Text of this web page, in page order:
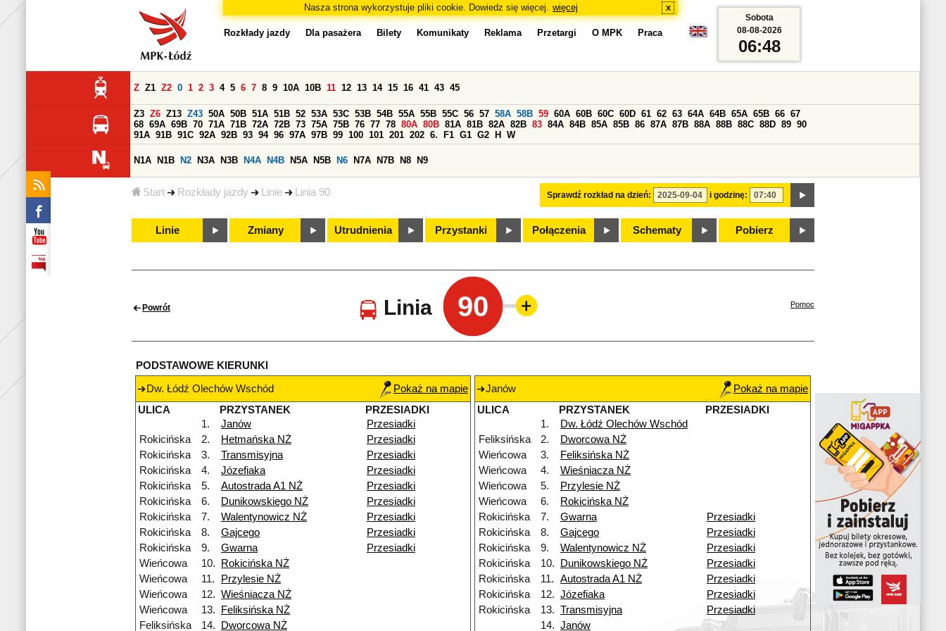
Nasza strona wykorzystuje pliki cookie. Dowiedz się więcej. więcej x
Start Rozkłady jazdy Linie Linia 90
Rozkłady jazdy Dla pasażera Bilety Komunikaty Reklama Przetargi O MPK Praca
Sprawdź rozkład na dzień: i godzinę:
Z Z1 Z2 0 1 2 3 4 5 6 7 8 9 10A 10B 11 12 13 14 15 16 41 43 45
Z3 Z6 Z13 Z43 50A 50B 51A 51B 52 53A 53C 53B 54B 55A 55B 55C 56 57 58A 58B 59 60A 60B 60C 60D 61 62 63 64A 64B 65A 65B 66 67
68 69A 69B 70 71A 71B 72A 72B 73 75A 75B 76 77 78 80A 80B 81A 81B 82A 82B 83 84A 84B 85A 85B 86 87A 87B 88A 88B 88C 88D 89 90
91A 91B 91C 92A 92B 93 94 96 97A 97B 99 100 101 201 202 6. F1 G1 G2 H W
N1A N1B N2 N3A N3B N4A N4B N5A N5B N6 N7A N7B N8 N9
Linie Zmiany Utrudnienia Przystanki Połączenia Schematy Pobierz
Sobota
08-08-2026
06:48
Powrót Linia 90 Pomoc
PODSTAWOWE KIERUNKI
Dw. Łódź Olechów Wschód
Pokaż na mapie
ULICA
PRZYSTANEK
PRZESIADKI
1.
Janów
Przesiadki
Rokicińska
2. Hetmańska NŻ
Przesiadki
Rokicińska
3. Transmisyjna
Przesiadki
Rokicińska
4. Józefiaka
Przesiadki
Rokicińska
5. Autostrada A1 NŻ
Przesiadki
Rokicińska
6. Dunikowskiego NŻ
Przesiadki
Rokicińska
7. Walentynowicz NŻ
Przesiadki
Rokicińska
8. Gajcego
Przesiadki
Rokicińska
9. Gwarna
Przesiadki
Wieńcowa
10.
Rokicińska NŻ
Wieńcowa
11.
Przylesie NŻ
Wieńcowa
12. Wieśniacza NŻ
Wieńcowa
13.
Feliksińska NŻ
Feliksińska
14. Dworcowa NŻ
Janów
Pokaż na mapie
ULICA
PRZYSTANEK
PRZESIADKI
1.
Dw. Łódź Olechów Wschód
Feliksińska
2.
Dworcowa NŻ
Wieńcowa
3.
Feliksińska NŻ
Wieńcowa
4.
Wieśniacza NŻ
Wieńcowa
5.
Przylesie NŻ
Wieńcowa
6.
Rokicińska NŻ
Rokicińska
7. Gwarna
Przesiadki
Rokicińska
8. Gajcego
Przesiadki
Rokicińska
9. Walentynowicz NŻ
Przesiadki
Rokicińska
10. Dunikowskiego NŻ
Przesiadki
Rokicińska
11. Autostrada A1 NŻ
Przesiadki
Rokicińska
12. Józefiaka
Przesiadki
Rokicińska
13. Transmisyjna
Przesiadki
14. Janów